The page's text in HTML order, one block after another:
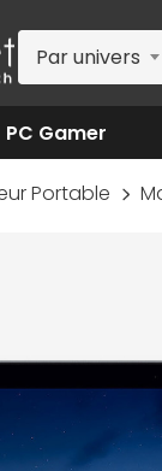
Par univers
PC Gamer
Portable